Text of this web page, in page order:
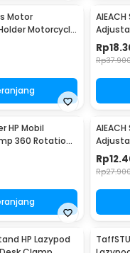
Motor
Motorcycle
Rp
Rp
HP Mobil
360 Rotation
- GP97
- K2
Rp
Rp
HP Lazypod